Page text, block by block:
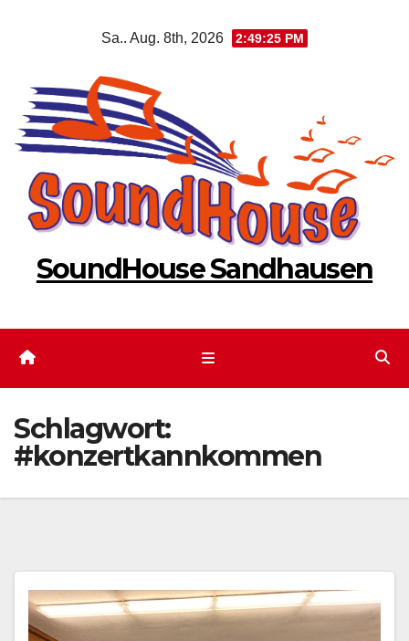
Sa.. Aug. 8th, 2026 2:49:25 PM
SoundHouse Sandhausen
Schlagwort:
#konzertkannkommen